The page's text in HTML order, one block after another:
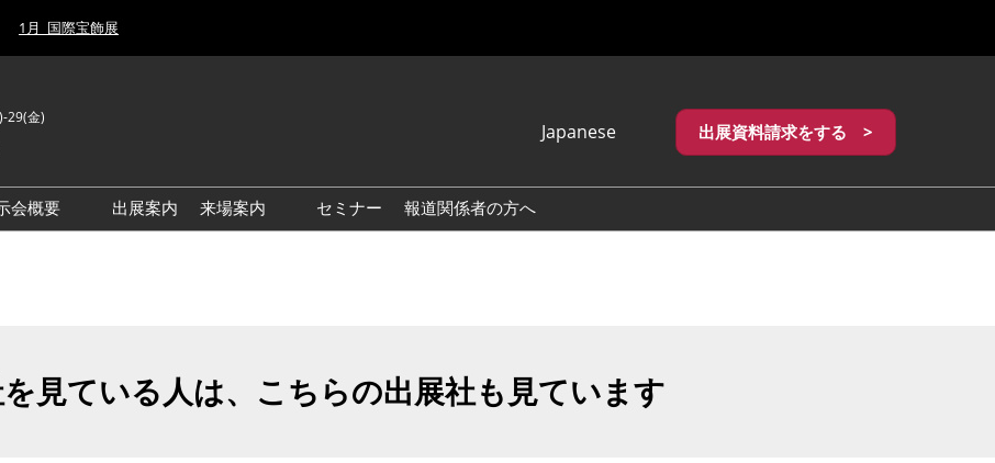
1月_国際宝飾展
29(金)
Japanese
English
繁體中文
出展資料請求をする >
会概要
出展案内
来場案内
アクセス・来場ガイド
セミナー 報道関係者の方へ
見ている人は、こちらの出展社も見ています